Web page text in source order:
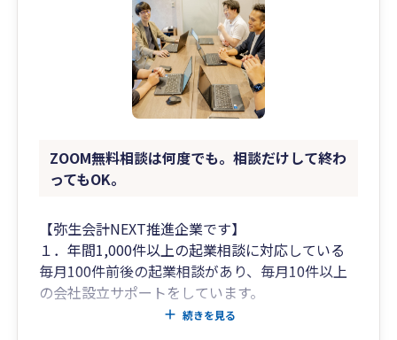
ZOOM無料相談は何度でも。相談だけして終わ
ってもOK。
【弥生会計NEXT推進企業です】
１．年間1,000件以上の起業相談に対応している
毎月100件前後の起業相談があり、毎月10件以上
の会社設立サポートをしています。
続きを見る